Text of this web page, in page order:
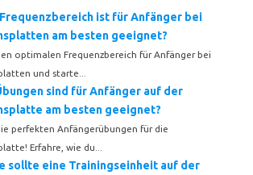
ist für Anfänger bei
am besten geeignet?
optimalen Frequenzbereich für Anfänger bei
und starte...
sind für Anfänger auf der
am besten geeignet?
perfekten Anfängerübungen für die
Erfahre, wie du...
sollte eine Trainingseinheit auf der